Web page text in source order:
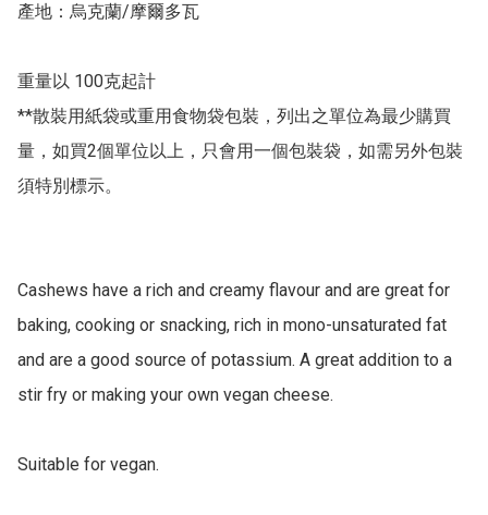
產地：烏克蘭/摩爾多瓦
重量以 100克起計
**散裝用紙袋或重用食物袋包裝，列出之單位為最少購買
量，如買2個單位以上，只會用一個包裝袋，如需另外包裝
須特別標示。
Cashews have a rich and creamy flavour and are great for
baking, cooking or snacking, rich in mono-unsaturated fat
and are a good source of potassium. A great addition to a
stir fry or making your own vegan cheese.
Suitable for vegan.